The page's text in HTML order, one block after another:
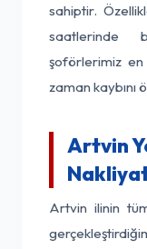
sahiptir.
saatlerinde
şoförlerimiz
zaman kaybını
Artvin
Artvin ilinin